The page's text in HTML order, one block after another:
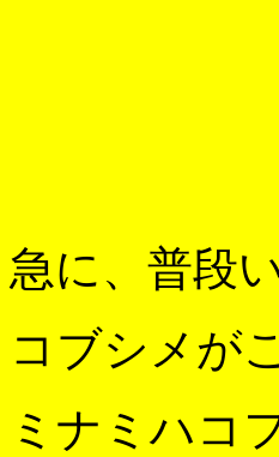
急に、普段
コブシメが
ミナミハコ